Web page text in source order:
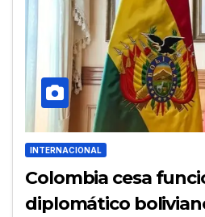
INTERNACIONAL
Colombia cesa
diplomático